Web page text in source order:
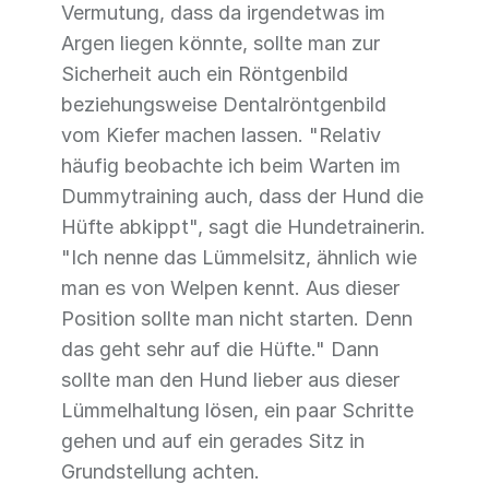
Vermutung, dass da irgendetwas im
Argen liegen könnte, sollte man zur
Sicherheit auch ein Röntgenbild
beziehungsweise Dentalröntgenbild
vom Kiefer machen lassen. "Relativ
häufig beobachte ich beim Warten im
Dummytraining auch, dass der Hund die
Hüfte abkippt", sagt die Hundetrainerin.
"Ich nenne das Lümmelsitz, ähnlich wie
man es von Welpen kennt. Aus dieser
Position sollte man nicht starten. Denn
das geht sehr auf die Hüfte." Dann
sollte man den Hund lieber aus dieser
Lümmelhaltung lösen, ein paar Schritte
gehen und auf ein gerades Sitz in
Grundstellung achten.